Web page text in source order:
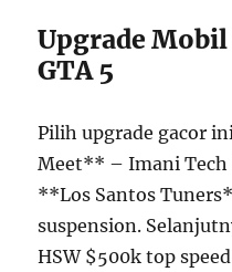
Upgrade
GTA 5
Pilih upgrade gacor
Meet** – Imani Tech
**Los Santos
suspension.
HSW $500k top